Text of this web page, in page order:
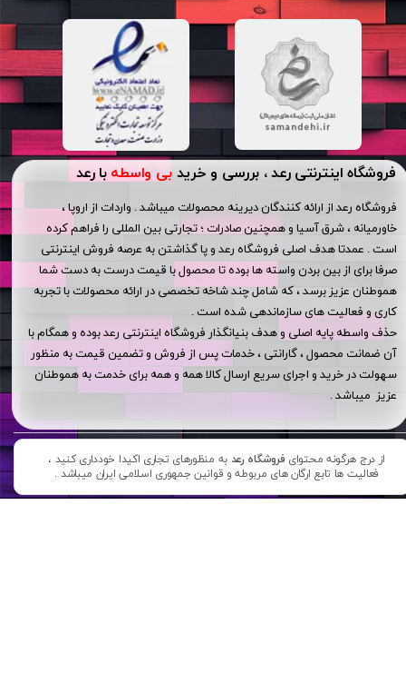
فروشگاه اینترنتی رعد ، بررسی و خرید بی واسطه با رعد
فروشگاه رعد از ارائه کنندگان دیرینه محصولات میباشد . واردات از اروپا ،
خاورمیانه ، شرق آسیا و همچنین صادرات ؛ تجارتی بین المللی را فراهم کرده
است . عمدتا هدف اصلی فروشگاه رعد و پا گذاشتن به عرصه فروش اینترنتی
صرفا برای از بین بردن واسته ها بوده تا محصول با قیمت درست به دست شما
هموطنان عزیز برسد ، که شامل چند شاخه تخصصی در ارائه محصولات با تجربه
کاری و فعالیت های سازماندهی شده است .
حذف واسطه پایه اصلی و هدف بنیانگذار فروشگاه اینترنتی رعد بوده و همگام با
آن ضمانت محصول ، گارانتی ، خدمات پس از فروش و تضمین قیمت به منظور
سهولت در خرید و اجرای سریع ارسال کالا همه و همه برای خدمت به هموطنان
عزیز میباشد .
از درج هرگونه محتوایفروشگاه رعد به منظورهای تجاری اکیدا خودداری کنید ،
فعالیت ها تابع ارگان های مربوطه و قوانین جمهوری اسلامی ایران میباشد .​​​​​​​